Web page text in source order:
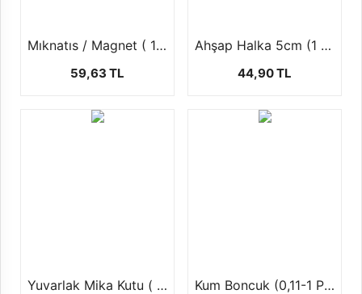
Mıknatıs / Magnet ( 1 Paket 70 ad )
59,63 TL
Ahşap Halka 5cm (1 paket 5 Adet)
44,90 TL
Yuvarlak Mika Kutu ( şekerlik,mumluk ) 1 ad Kum Boncuk (0,11-1 Paket-12 dizi)